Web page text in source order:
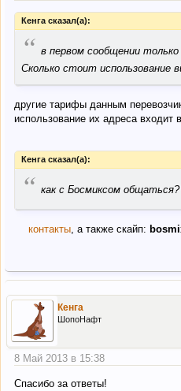
Кенга сказал(а):
“ в первом сообщении
Сколько стоит использование
другие тарифы данным
использование их адреса входит
Кенга сказал(а):
“ как с Босмиксом общаться?
контакты , а также скайп:
Кенга
ШопоНафт
8 Май 2013 в 15:38
Спасибо за ответы!